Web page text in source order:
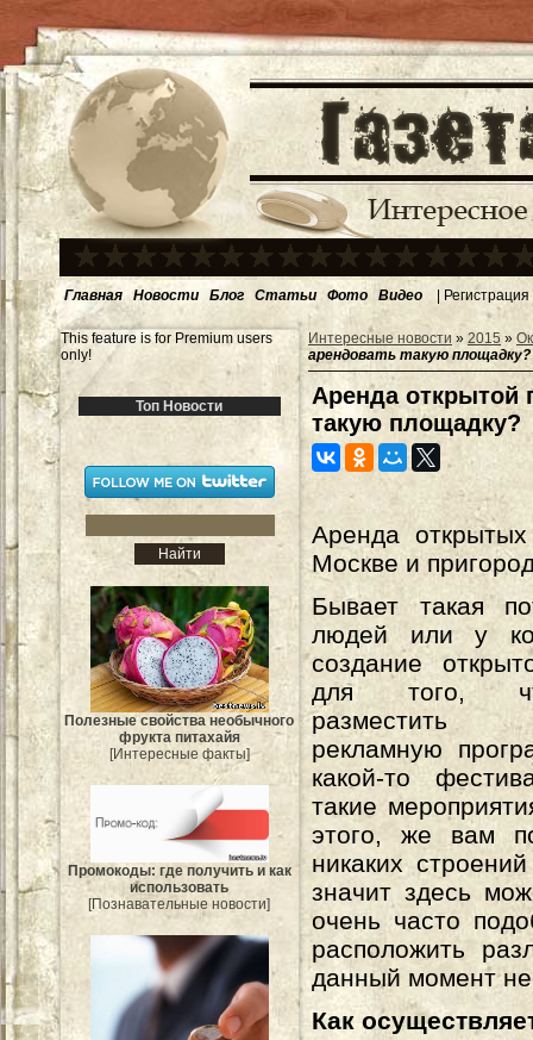
Главная Новости Блог Статьи Фото Видео | Регистрация
This feature is for Premium users
only!
Топ Новости
Полезные свойства необычного
фрукта питахайя
[Интересные факты]
Промокоды: где получить и как
использовать
[Познавательные новости]
Интересные новости » 2015 »
арендовать такую площадку?
Аренда открытой
такую площадку?
Аренда
Москве и
Бывает такая
людей или у
создание
для того,
разместить
рекламную
какой-то
такие
этого, же вам
никаких
значит здесь
очень часто
расположить
данный момент
Как